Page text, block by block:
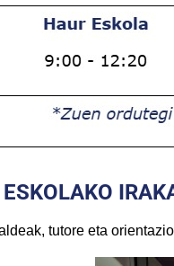
tutore eta